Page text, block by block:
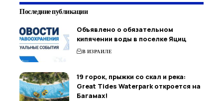
Последние публикации
Объявлено о обязательном
кипячении воды в поселке Яциц
В ИЗРАИЛЕ
19 горок, прыжки со скал и река:
Great Tides Waterpark откроется на
Багамах!